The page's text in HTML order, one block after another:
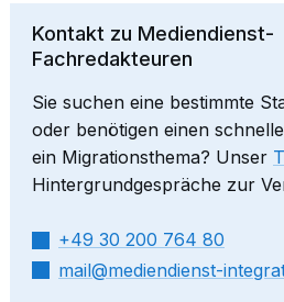
Kontakt zu Mediendienst-
Fachredakteuren
Sie suchen eine bestimmte
oder benötigen einen
ein Migrationsthema? Unser
Hintergrundgespräche zur
+49 30 200 764 80
mail​
mediendienst-